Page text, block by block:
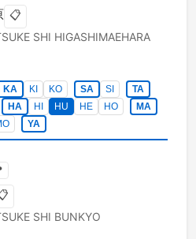
📋
SHI HIGASHIMAEHARA
KA KI KO SA SI
TA
HA HI HU HE HO
MA
YA
SHI BUNKYO